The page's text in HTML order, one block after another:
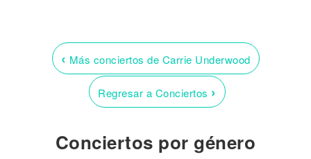
‹ Más conciertos de Carrie Underwood
Regresar a Conciertos ›
Conciertos por género